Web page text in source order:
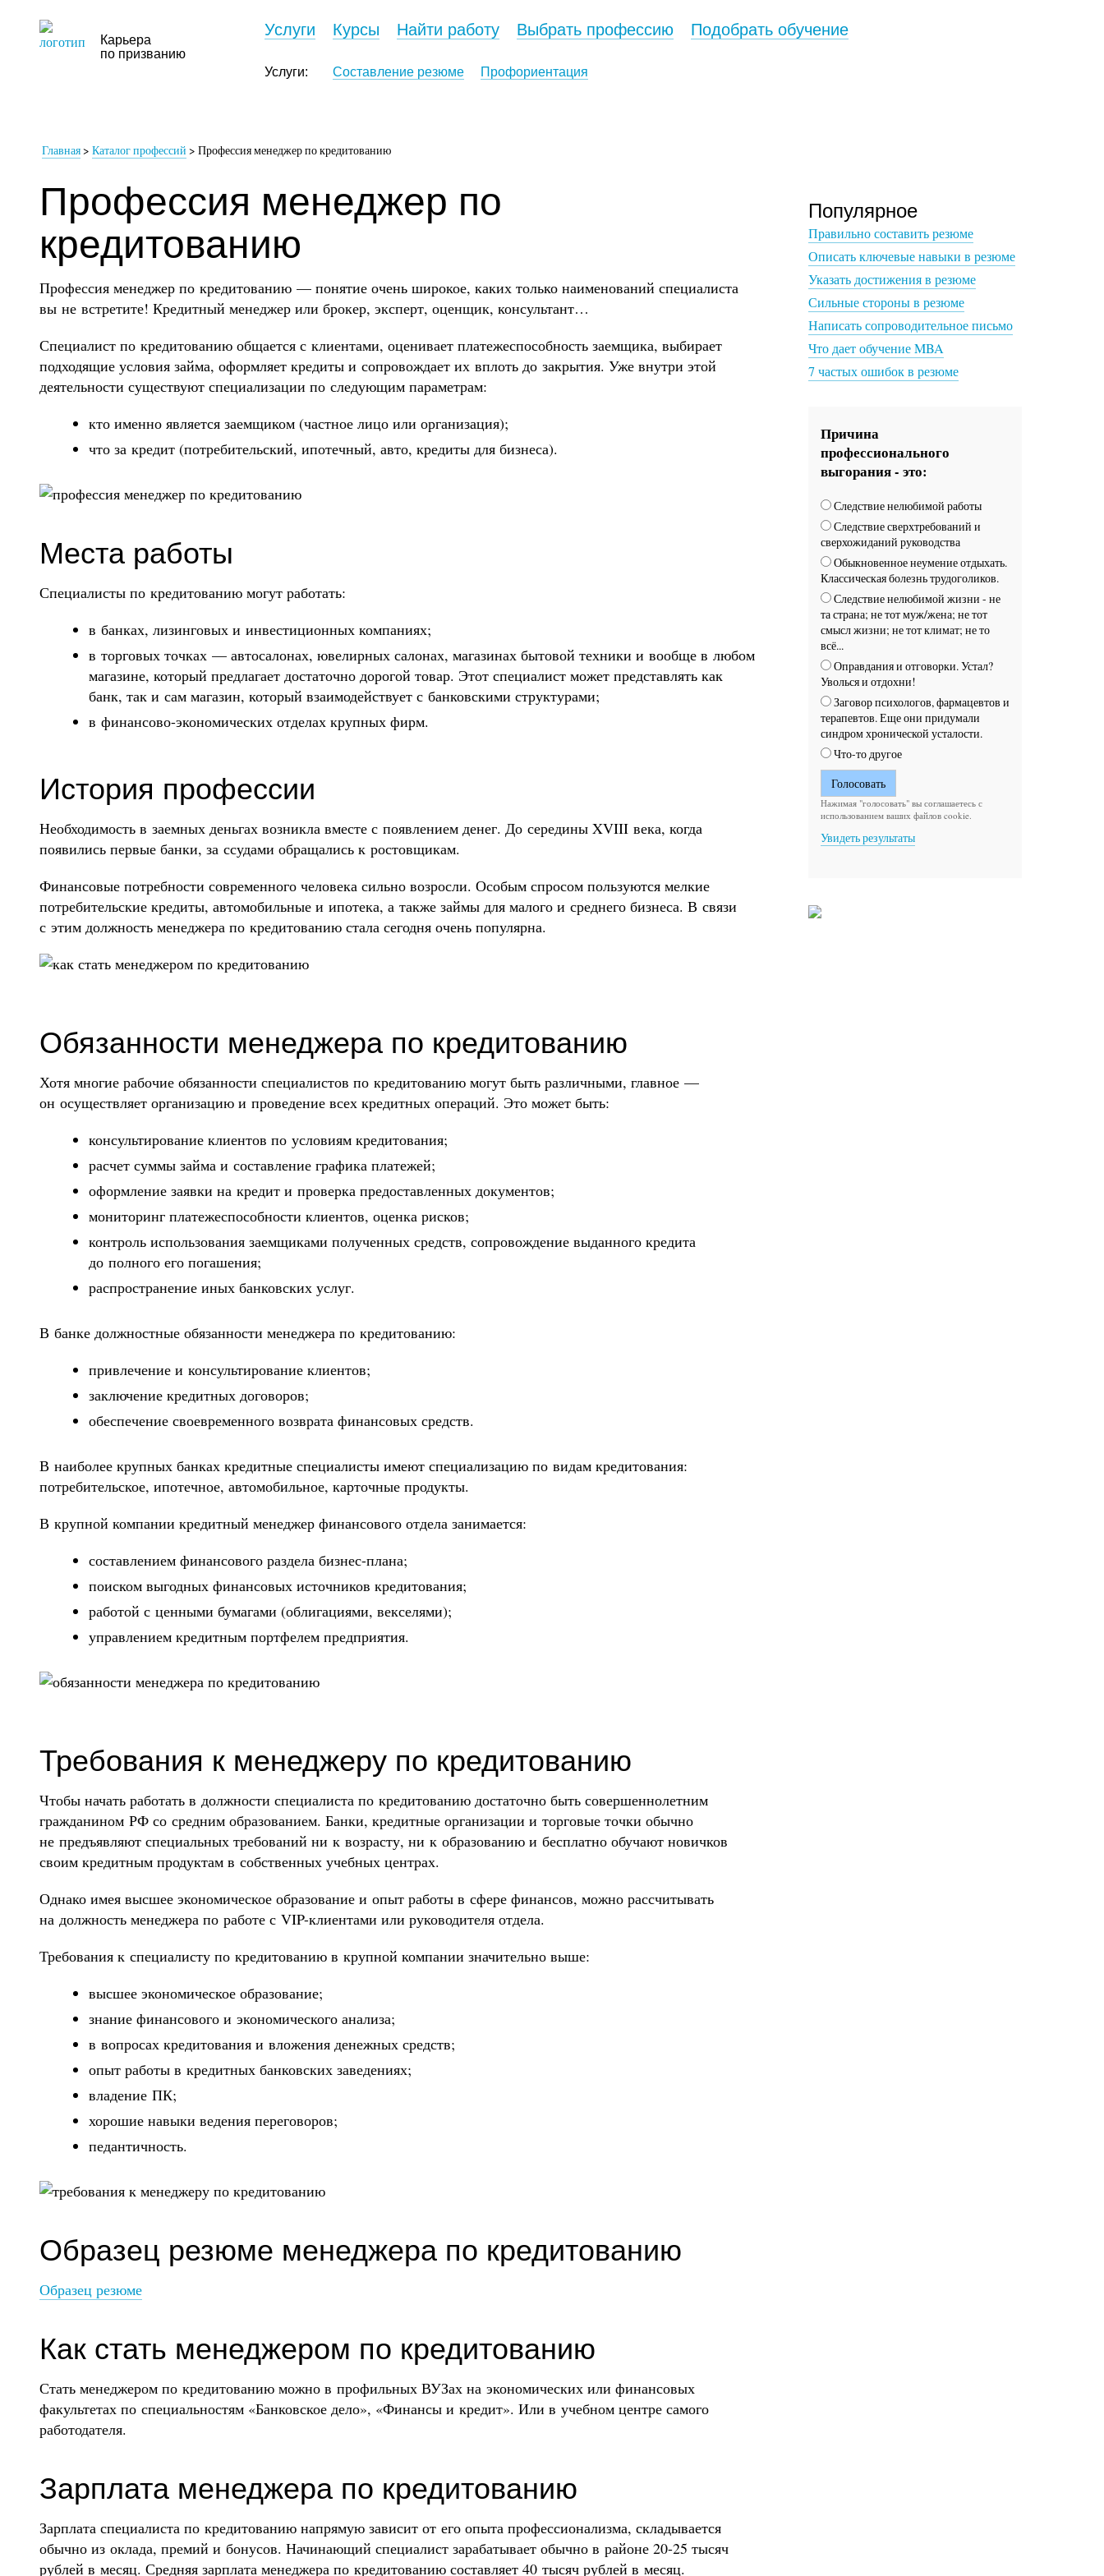
Карьера
по призванию
Услуги Курсы Найти работу Выбрать профессию Подобрать обучение
Услуги: Составление резюме Профориентация
Главная> Каталог профессий > Профессия менеджер по кредитованию
Профессия менеджер по
кредитованию
Профессия менеджер по кредитованию — понятие очень широкое, каких только наименований специалиста
вы не встретите! Кредитный менеджер или брокер, эксперт, оценщик, консультант…
Специалист по кредитованию общается с клиентами, оценивает платежеспособность заемщика, выбирает
подходящие условия займа, оформляет кредиты и сопровождает их вплоть до закрытия. Уже внутри этой
деятельности существуют специализации по следующим параметрам:
кто именно является заемщиком (частное лицо или организация);
что за кредит (потребительский, ипотечный, авто, кредиты для бизнеса).
Места работы
Специалисты по кредитованию могут работать:
в банках, лизинговых и инвестиционных компаниях;
в торговых точках — автосалонах, ювелирных салонах, магазинах бытовой техники и вообще в любом
магазине, который предлагает достаточно дорогой товар. Этот специалист может представлять как
банк, так и сам магазин, который взаимодействует с банковскими структурами;
в финансово-экономических отделах крупных фирм.
История профессии
Необходимость в заемных деньгах возникла вместе с появлением денег. До середины XVIII века, когда
появились первые банки, за ссудами обращались к ростовщикам.
Финансовые потребности современного человека сильно возросли. Особым спросом пользуются мелкие
потребительские кредиты, автомобильные и ипотека, а также займы для малого и среднего бизнеса. В связи
с этим должность менеджера по кредитованию стала сегодня очень популярна.
Обязанности менеджера по кредитованию
Хотя многие рабочие обязанности специалистов по кредитованию могут быть различными, главное —
он осуществляет организацию и проведение всех кредитных операций. Это может быть:
консультирование клиентов по условиям кредитования;
расчет суммы займа и составление графика платежей;
оформление заявки на кредит и проверка предоставленных документов;
мониторинг платежеспособности клиентов, оценка рисков;
контроль использования заемщиками полученных средств, сопровождение выданного кредита
до полного его погашения;
распространение иных банковских услуг.
В банке должностные обязанности менеджера по кредитованию:
привлечение и консультирование клиентов;
заключение кредитных договоров;
обеспечение своевременного возврата финансовых средств.
В наиболее крупных банках кредитные специалисты имеют специализацию по видам кредитования:
потребительское, ипотечное, автомобильное, карточные продукты.
В крупной компании кредитный менеджер финансового отдела занимается:
составлением финансового раздела бизнес-плана;
поиском выгодных финансовых источников кредитования;
работой с ценными бумагами (облигациями, векселями);
управлением кредитным портфелем предприятия.
Требования к менеджеру по кредитованию
Чтобы начать работать в должности специалиста по кредитованию достаточно быть совершеннолетним
гражданином РФ со средним образованием. Банки, кредитные организации и торговые точки обычно
не предъявляют специальных требований ни к возрасту, ни к образованию и бесплатно обучают новичков
своим кредитным продуктам в собственных учебных центрах.
Однако имея высшее экономическое образование и опыт работы в сфере финансов, можно рассчитывать
на должность менеджера по работе с VIP-клиентами или руководителя отдела.
Требования к специалисту по кредитованию в крупной компании значительно выше:
высшее экономическое образование;
знание финансового и экономического анализа;
в вопросах кредитования и вложения денежных средств;
опыт работы в кредитных банковских заведениях;
владение ПК;
хорошие навыки ведения переговоров;
педантичность.
Образец резюме менеджера по кредитованию
Образец резюме
Как стать менеджером по кредитованию
Стать менеджером по кредитованию можно в профильных ВУЗах на экономических или финансовых
факультетах по специальностям «Банковское дело», «Финансы и кредит». Или в учебном центре самого
работодателя.
Зарплата менеджера по кредитованию
Зарплата специалиста по кредитованию напрямую зависит от его опыта профессионализма, складывается
обычно из оклада, премий и бонусов. Начинающий специалист зарабатывает обычно в районе 20-25 тысяч
рублей в месяц. Средняя зарплата менеджера по кредитованию составляет 40 тысяч рублей в месяц.
Популярное
Правильно составить резюме
Описать ключевые навыки в резюме
Указать достижения в резюме
Сильные стороны в резюме
Написать сопроводительное письмо
Что дает обучение MBA
7 частых ошибок в резюме
Причина
профессионального
выгорания - это:
Следствие нелюбимой работы
Следствие сверхтребований и
сверхожиданий руководства
Обыкновенное неумение отдыхать.
Классическая болезнь трудоголиков.
Следствие нелюбимой жизни - не
та страна; не тот муж/жена; не тот
смысл жизни; не тот климат; не то
всё...
Оправдания и отговорки. Устал?
Уволься и отдохни!
Заговор психологов, фармацевтов и
терапевтов. Еще они придумали
синдром хронической усталости.
Что-то другое
Нажимая "голосовать" вы соглашаетесь с
использованием ваших файлов cookie.
Увидеть результаты